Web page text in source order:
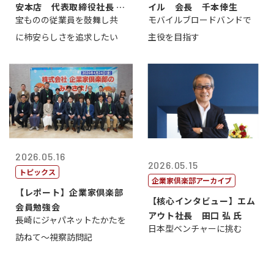
安本店 代表取締役社長 赤
塚保正
宝ものの従業員を鼓舞し共
に柿安らしさを追求したい
イル 会長 千本倖生
モバイルブロードバンドで
主役を目指す
2026.05.16
トピックス
【レポート】企業家倶楽部
会員勉強会
長崎にジャパネットたかたを
訪ねて～視察訪問記
2026.05.15
企業家倶楽部アーカイブ
【核心インタビュー】エム
アウト社長 田口 弘 氏
日本型ベンチャーに挑む